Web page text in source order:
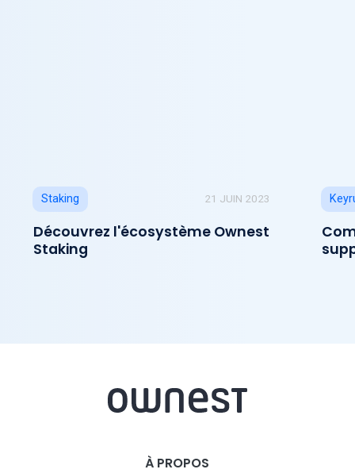
Staking 21 JUIN 2023
Découvrez l'écosystème Ownest
Staking
À PROPOS